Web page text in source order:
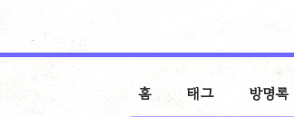
홈 태그 방명록